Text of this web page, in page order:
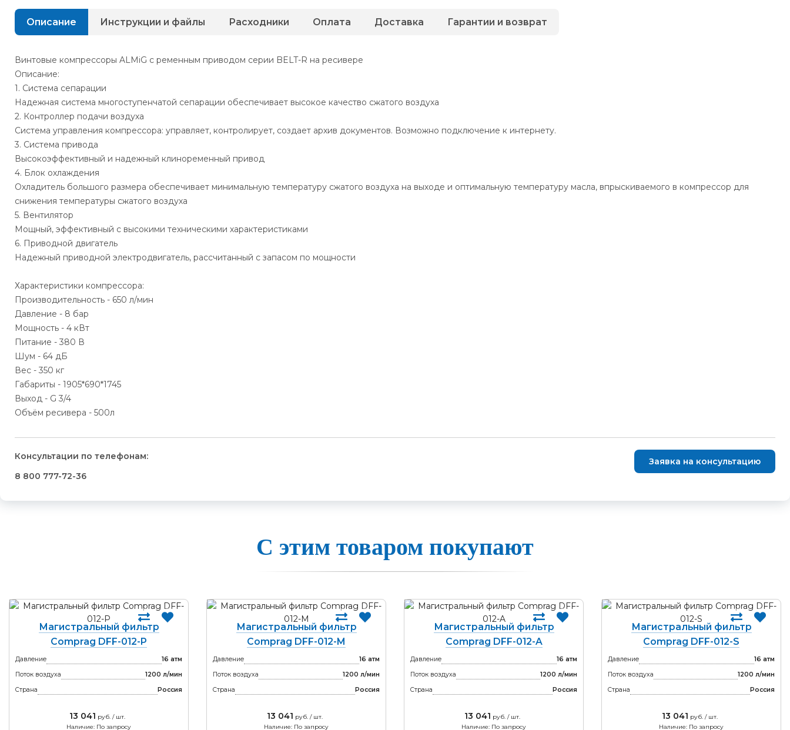
Описание
Винтовые компрессоры ALMiG с ременным приводом серии BELT-R на ресивере
Описание:
1. Система сепарации
Надежная система многоступенчатой сепарации обеспечивает высокое качество сжатого воздуха
2. Контроллер подачи воздуха
Система управления компрессора: управляет, контролирует, создает архив документов. Возможно подключение к интернету.
3. Система привода
Высокоэффективный и надежный клиноременный привод
4. Блок охлаждения
Охладитель большого размера обеспечивает минимальную температуру сжатого воздуха на выходе и оптимальную температуру масла, впрыскиваемого в компрессор для
снижения температуры сжатого воздуха
5. Вентилятор
Мощный, эффективный с высокими техническими характеристиками
6. Приводной двигатель
Надежный приводной электродвигатель, рассчитанный с запасом по мощности
Характеристики компрессора:
Производительность - 650 л/мин
Давление - 8 бар
Мощность - 4 кВт
Питание - 380 В
Шум - 64 дБ
Вес - 350 кг
Габариты - 1905*690*1745
Выход - G 3/4
Объём ресивера - 500л
Инструкции и файлы Расходники Оплата Доставка Гарантии и возврат
Консультации по телефонам:
8 800 777-72-36
Заявка на консультацию
С этим товаром покупают
Магистральный фильтр
Comprag DFF-012-P
Давление
16 атм
Поток воздуха
1200 л/мин
Страна
Россия
13 041 руб. / шт.
Наличие: По запросу
Магистральный фильтр
Comprag DFF-012-M
Давление
16 атм
Поток воздуха
1200 л/мин
Страна
Россия
13 041 руб. / шт.
Наличие: По запросу
Магистральный фильтр
Comprag DFF-012-A
Давление
16 атм
Поток воздуха
1200 л/мин
Страна
Россия
13 041 руб. / шт.
Наличие: По запросу
Магистральный фильтр
Comprag DFF-012-S
Давление
16 атм
Поток воздуха
1200 л/мин
Страна
Россия
13 041 руб. / шт.
Наличие: По запросу